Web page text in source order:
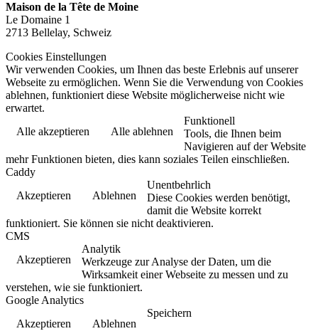
Maison de la Tête de Moine
Le Domaine 1
2713 Bellelay, Schweiz
Cookies Einstellungen
Wir verwenden Cookies, um Ihnen das beste Erlebnis auf unserer
Webseite zu ermöglichen. Wenn Sie die Verwendung von Cookies
ablehnen, funktioniert diese Website möglicherweise nicht wie
erwartet.
Alle akzeptieren
Alle ablehnen
Funktionell
Tools, die Ihnen beim
Navigieren auf der Website
mehr Funktionen bieten, dies kann soziales Teilen einschließen.
Caddy
Akzeptieren
Ablehnen
Unentbehrlich
Diese Cookies werden benötigt,
damit die Website korrekt
funktioniert. Sie können sie nicht deaktivieren.
CMS
Akzeptieren
Analytik
Werkzeuge zur Analyse der Daten, um die
Wirksamkeit einer Webseite zu messen und zu
verstehen, wie sie funktioniert.
Google Analytics
Akzeptieren
Ablehnen
Speichern